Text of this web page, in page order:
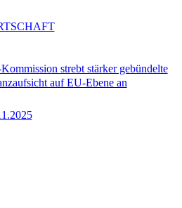
strebt stärker gebündelte
auf EU-Ebene an